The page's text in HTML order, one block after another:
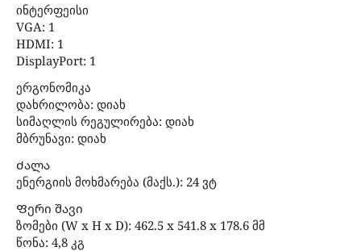
ინტერფეისი
VGA: 1
HDMI: 1
DisplayPort: 1
ერგონომიკა
დახრილობა: დიახ
სიმაღლის რეგულირება: დიახ
მბრუნავი: დიახ
Ძალა
ენერგიის მოხმარება (მაქს.): 24 ვტ
Ფერი შავი
ზომები (W x H x D): 462.5 x 541.8 x 178.6 მმ
წონა: 4,8 კგ